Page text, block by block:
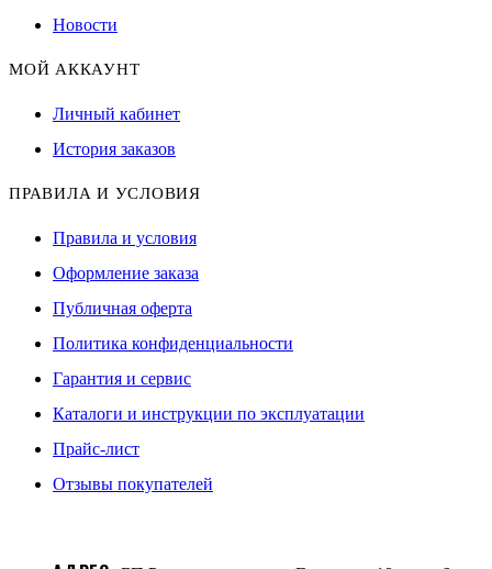
Новости
МОЙ АККАУНТ
Личный кабинет
История заказов
ПРАВИЛА И УСЛОВИЯ
Правила и условия
Оформление заказа
Публичная оферта
Политика конфиденциальности
Гарантия и сервис
Каталоги и инструкции по эксплуатации
Прайс-лист
Отзывы покупателей